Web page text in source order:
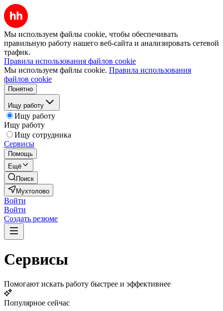
Мы используем файлы cookie, чтобы обеспечивать
правильную работу нашего веб-сайта и анализировать сетевой
трафик.
Правила использования файлов cookie
Мы используем файлы cookie. Правила использования
файлов cookie
Понятно
Ищу работу
Ищу работу
Ищу работу
Ищу сотрудника
Сервисы
Помощь
Ещё
Поиск
Мухтолово
Войти
Войти
Создать резюме
Сервисы
Помогают искать работу быстрее и эффективнее
Популярное сейчас